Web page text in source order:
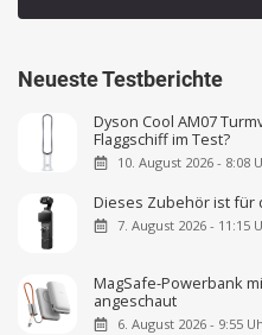
Neueste Testberichte
Dyson Cool AM07
Flaggschiff im Test?
10. August 2026 - 8:08
Dieses Zubehör ist für
7. August 2026 - 11:15
MagSafe-Powerbank
angeschaut
6. August 2026 - 9:55